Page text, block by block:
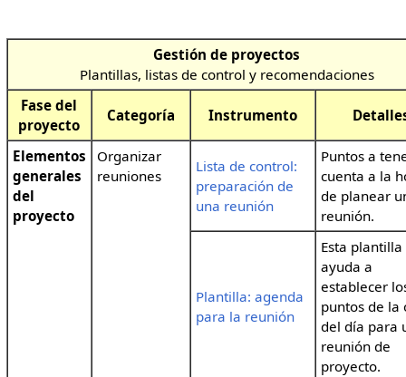
Gestión de proyectos
Plantillas, listas de control y recomendaciones
Fase del
proyecto
Categoría Instrumento
Elementos
generales
del
proyecto
Organizar
reuniones
Lista de control:
preparación de
una reunión
Puntos a
cuenta a la
de planear
reunión.
Plantilla: agenda
para la reunión
Esta plantilla
ayuda a
establecer
puntos de la
del día para
reunión de
proyecto.